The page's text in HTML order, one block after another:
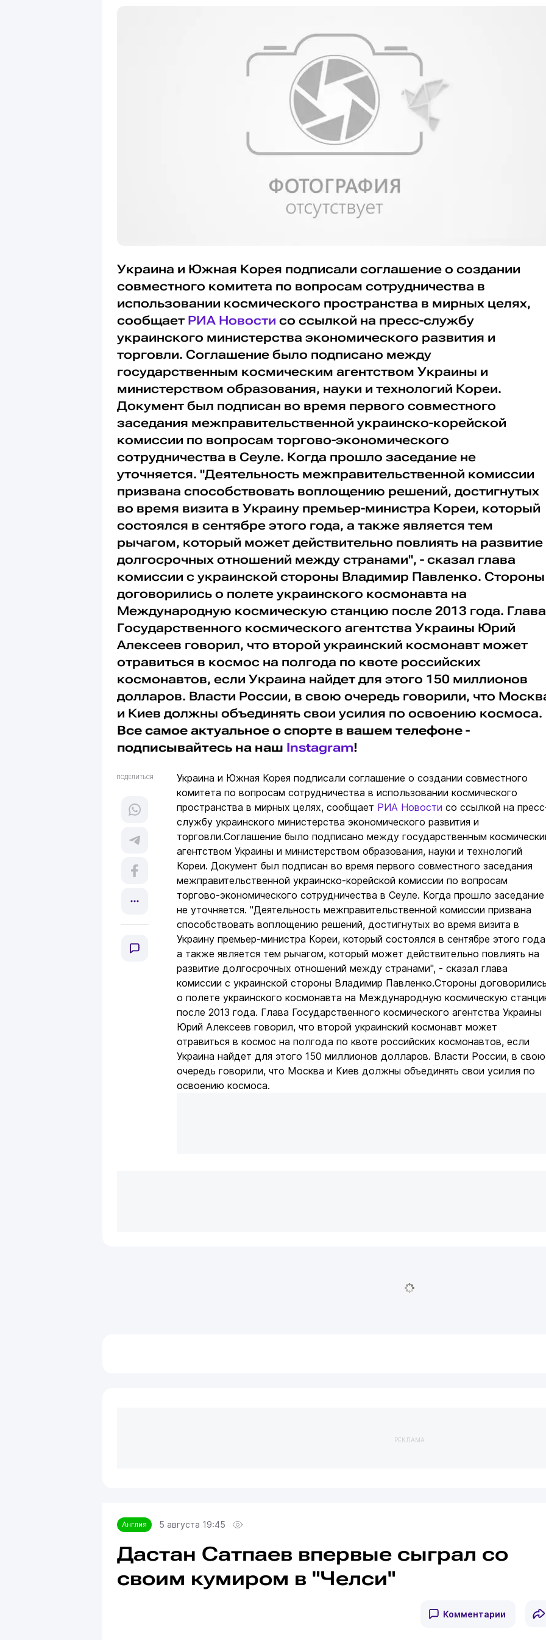
Украина и Южная Корея подписали соглашение о создании
совместного комитета по вопросам сотрудничества в
использовании космического пространства в мирных целях,
сообщает РИА Новости со ссылкой на пресс-службу
украинского министерства экономического развития и
торговли. Соглашение было подписано между
государственным космическим агентством Украины и
министерством образования, науки и технологий Кореи.
Документ был подписан во время первого совместного
заседания межправительственной украинско-корейской
комиссии по вопросам торгово-экономического
сотрудничества в Сеуле. Когда прошло заседание не
уточняется. "Деятельность межправительственной комиссии
призвана способствовать воплощению решений, достигнутых
во время визита в Украину премьер-министра Кореи, который
состоялся в сентябре этого года, а также является тем
рычагом, который может действительно повлиять на развитие
долгосрочных отношений между странами", - сказал глава
комиссии с украинской стороны Владимир Павленко. Стороны
договорились о полете украинского космонавта на
Международную космическую станцию после 2013 года. Глава
Государственного космического агентства Украины Юрий
Алексеев говорил, что второй украинский космонавт может
отравиться в космос на полгода по квоте российских
космонавтов, если Украина найдет для этого 150 миллионов
долларов. Власти России, в свою очередь говорили, что
и Киев должны объединять свои усилия по освоению космоса.
Все самое актуальное о спорте в вашем телефоне -
подписывайтесь на наш Instagram!
ПОДЕЛИТЬСЯ
Украина и Южная Корея подписали соглашение о создании совместного
комитета по вопросам сотрудничества в использовании космического
пространства в мирных целях, сообщает РИА Новости со ссылкой на
службу украинского министерства экономического развития и
торговли.Соглашение было подписано между государственным
агентством Украины и министерством образования, науки и технологий
Кореи. Документ был подписан во время первого совместного заседания
межправительственной украинско-корейской комиссии по вопросам
торгово-экономического сотрудничества в Сеуле. Когда прошло заседание
не уточняется. "Деятельность межправительственной комиссии призвана
способствовать воплощению решений, достигнутых во время визита в
Украину премьер-министра Кореи, который состоялся в сентябре этого
а также является тем рычагом, который может действительно повлиять на
развитие долгосрочных отношений между странами", - сказал глава
комиссии с украинской стороны Владимир Павленко.Стороны
о полете украинского космонавта на Международную космическую
после 2013 года. Глава Государственного космического агентства Украины
Юрий Алексеев говорил, что второй украинский космонавт может
отравиться в космос на полгода по квоте российских космонавтов, если
Украина найдет для этого 150 миллионов долларов. Власти России, в свою
очередь говорили, что Москва и Киев должны объединять свои усилия по
освоению космоса.
РЕКЛАМА
Англия 5 августа 19:45
Дастан Сатпаев впервые сыграл со
своим кумиром в "Челси"
Комментарии